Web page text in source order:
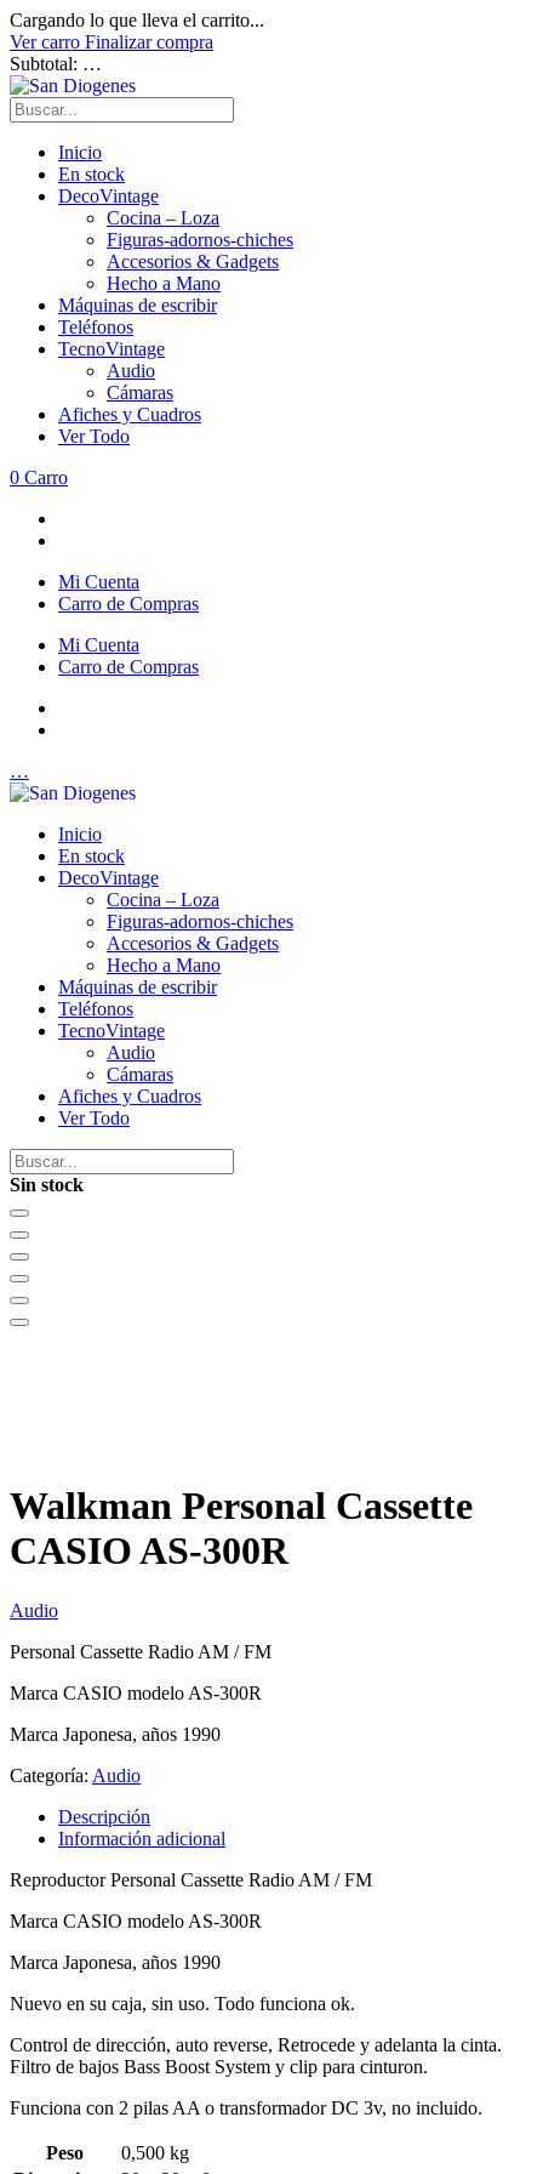
Cargando lo que lleva el carrito...
Ver carro Finalizar compra
Subtotal: …
Inicio
En stock
DecoVintage
Cocina – Loza
Figuras-adornos-chiches
Accesorios & Gadgets
Hecho a Mano
Máquinas de escribir
Teléfonos
TecnoVintage
Audio
Cámaras
Afiches y Cuadros
Ver Todo
0 Carro
Mi Cuenta
Carro de Compras
Mi Cuenta
Carro de Compras
…
Inicio
En stock
DecoVintage
Cocina – Loza
Figuras-adornos-chiches
Accesorios & Gadgets
Hecho a Mano
Máquinas de escribir
Teléfonos
TecnoVintage
Audio
Cámaras
Afiches y Cuadros
Ver Todo
Sin stock
Walkman Personal Cassette
CASIO AS-300R
Audio
Personal Cassette Radio AM / FM
Marca CASIO modelo AS-300R
Marca Japonesa, años 1990
Categoría: Audio
Descripción
Información adicional
Reproductor Personal Cassette Radio AM / FM
Marca CASIO modelo AS-300R
Marca Japonesa, años 1990
Nuevo en su caja, sin uso. Todo funciona ok.
Control de dirección, auto reverse, Retrocede y adelanta la cinta.
Filtro de bajos Bass Boost System y clip para cinturon.
Funciona con 2 pilas AA o transformador DC 3v, no incluido.
Peso
0,500 kg